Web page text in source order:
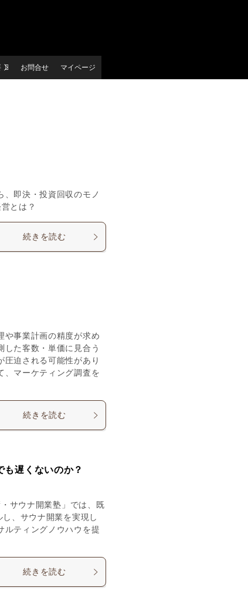
お問合せ マイページ
、即決・投資回収のモノ
とは？
続きを読む
や事業計画の精度が求め
した客数・単価に見合う
圧迫される可能性があり
、マーケティング調査を
続きを読む
も遅くないのか？
サウナ開業塾」では、既
、サウナ開業を実現し
ルティングノウハウを提
続きを読む